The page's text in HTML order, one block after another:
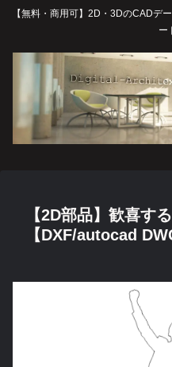
【無料・商用可】2D・3DのCADデ
ー
【2D部品】歓喜す
【DXF/autocad